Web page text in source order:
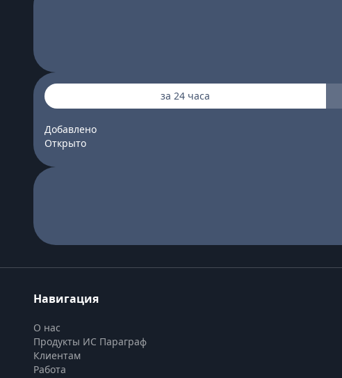
за 24 часа
Добавлено
Открыто
Навигация
О нас
Продукты ИС Параграф
Клиентам
Работа